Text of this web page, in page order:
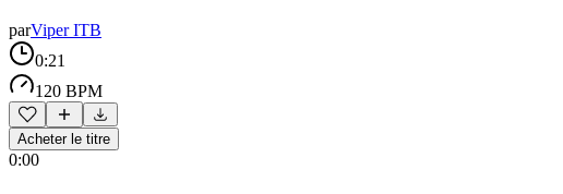
parViper ITB
0:21
120 BPM
Acheter le titre
0:00